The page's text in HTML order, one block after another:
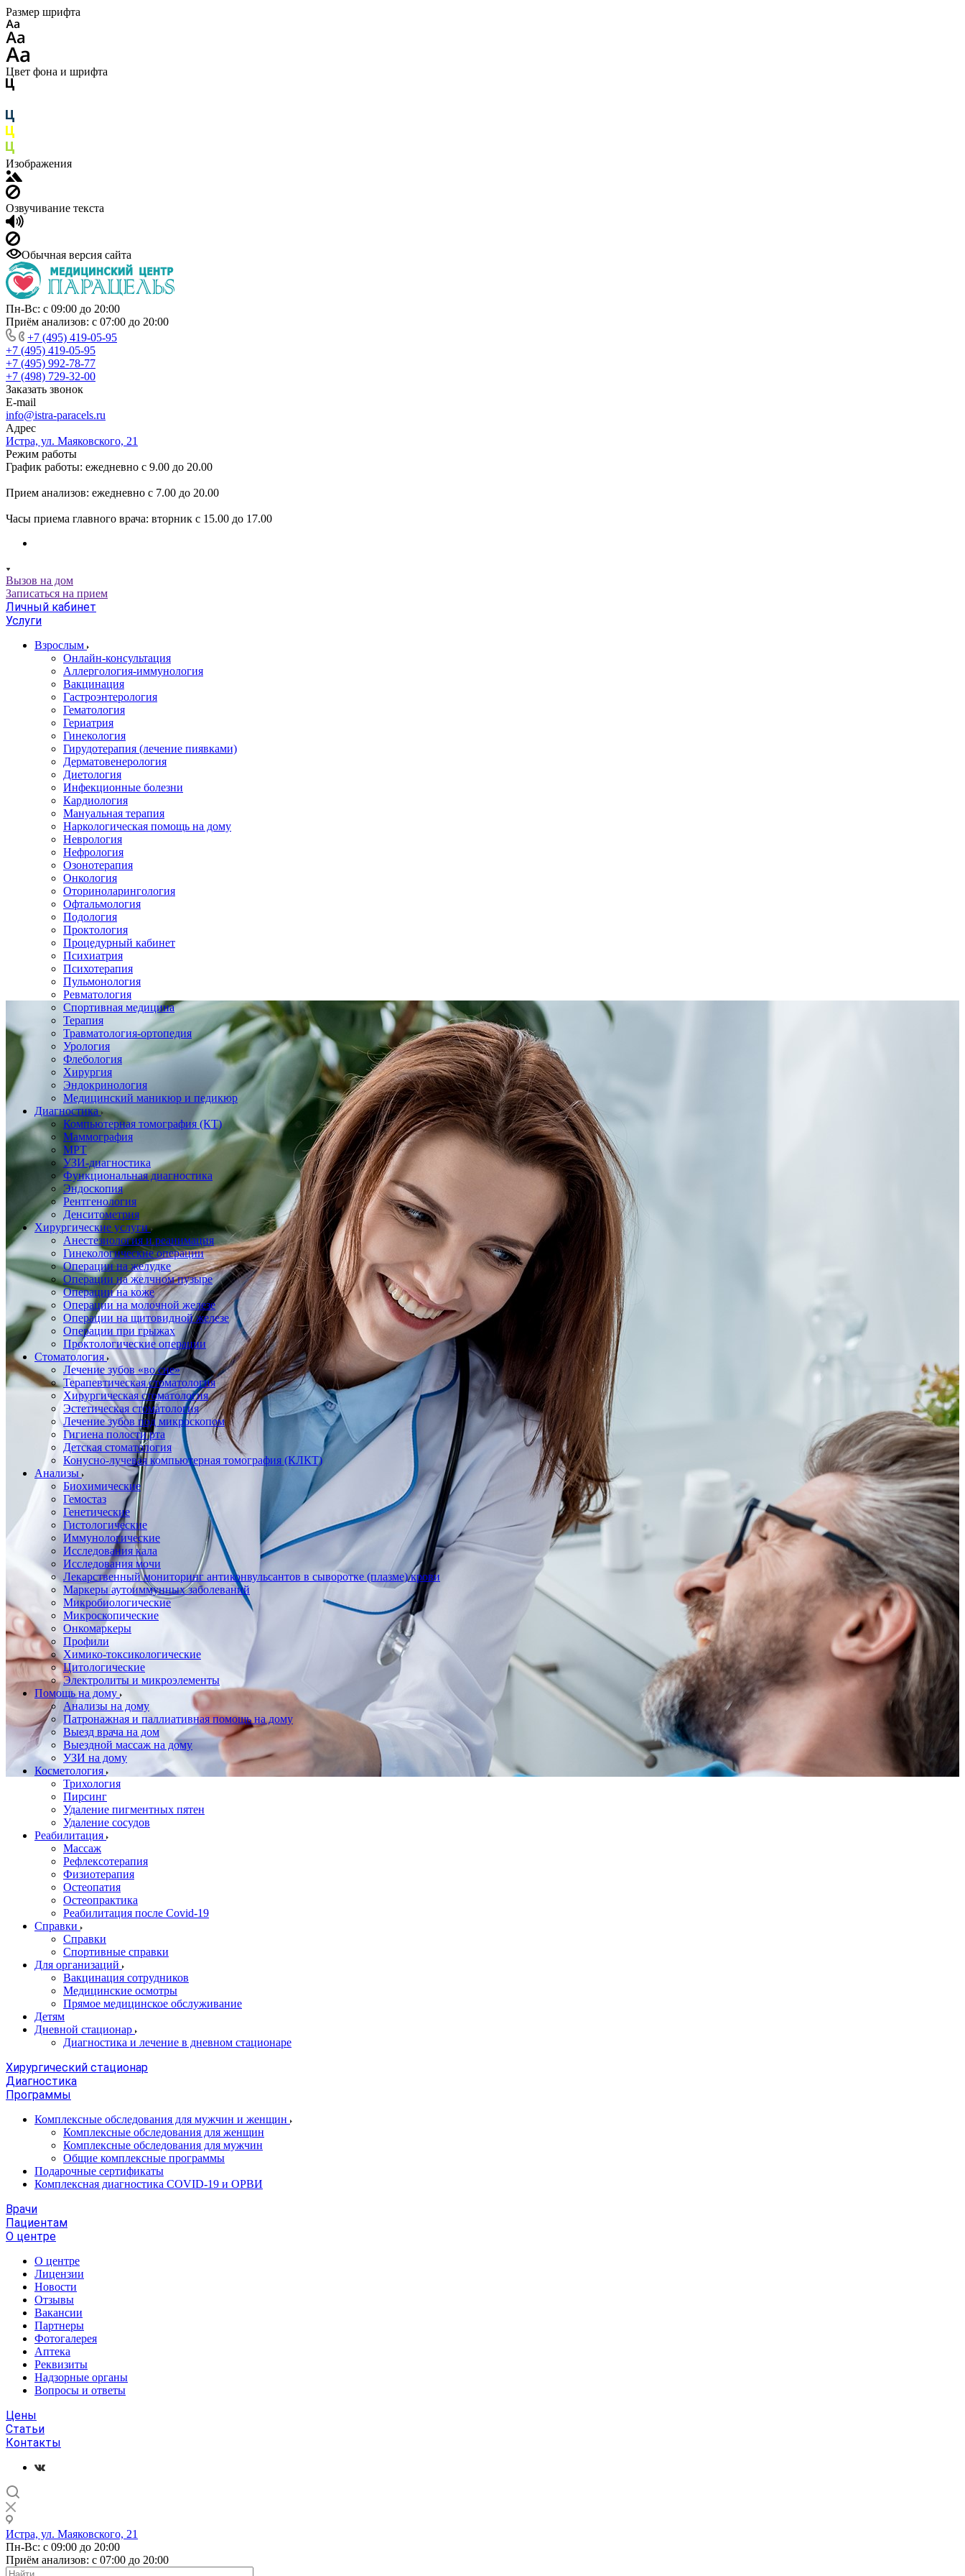
Размер шрифта
Цвет фона и шрифта
Изображения
Озвучивание текста
Обычная версия сайта
Пн-Вс: с 09:00 до 20:00
Приём анализов: с 07:00 до 20:00
+7 (495) 419-05-95
+7 (495) 419-05-95
+7 (495) 992-78-77
+7 (498) 729-32-00
Заказать звонок
E-mail
info@istra-paracels.ru
Адрес
Истра, ул. Маяковского, 21
Режим работы
График работы: ежедневно с 9.00 до 20.00
Прием анализов: ежедневно с 7.00 до 20.00
Часы приема главного врача: вторник с 15.00 до 17.00
Вызов на дом
Записаться на прием
Личный кабинет
Услуги
Взрослым
Онлайн-консультация
Аллергология-иммунология
Вакцинация
Гастроэнтерология
Гематология
Гериатрия
Гинекология
Гирудотерапия (лечение пиявками)
Дерматовенерология
Диетология
Инфекционные болезни
Кардиология
Мануальная терапия
Наркологическая помощь на дому
Неврология
Нефрология
Озонотерапия
Онкология
Оториноларингология
Офтальмология
Подология
Проктология
Процедурный кабинет
Психиатрия
Психотерапия
Пульмонология
Ревматология
Спортивная медицина
Терапия
Травматология-ортопедия
Урология
Флебология
Хирургия
Эндокринология
Медицинский маникюр и педикюр
Диагностика
Компьютерная томография (КТ)
Маммография
МРТ
УЗИ-диагностика
Функциональная диагностика
Эндоскопия
Рентгенология
Денситометрия
Хирургические услуги
Анестезиология и реанимация
Гинекологические операции
Операции на желудке
Операции на желчном пузыре
Операции на коже
Операции на молочной железе
Операции на щитовидной железе
Операции при грыжах
Проктологические операции
Стоматология
Лечение зубов «во сне»
Терапевтическая стоматология
Хирургическая стоматология
Эстетическая стоматология
Лечение зубов под микроскопом
Гигиена полости рта
Детская стоматология
Конусно-лучевая компьютерная томография (КЛКТ)
Анализы
Биохимические
Гемостаз
Генетические
Гистологические
Иммунологические
Исследования кала
Исследования мочи
Лекарственный мониторинг антиконвульсантов в сыворотке (плазме) крови
Маркеры аутоиммунных заболеваний
Микробиологические
Микроскопические
Онкомаркеры
Профили
Химико-токсикологические
Цитологические
Электролиты и микроэлементы
Помощь на дому
Анализы на дому
Патронажная и паллиативная помощь на дому
Выезд врача на дом
Выездной массаж на дому
УЗИ на дому
Косметология
Трихология
Пирсинг
Удаление пигментных пятен
Удаление сосудов
Реабилитация
Массаж
Рефлексотерапия
Физиотерапия
Остеопатия
Остеопрактика
Реабилитация после Covid-19
Справки
Справки
Спортивные справки
Для организаций
Вакцинация сотрудников
Медицинские осмотры
Прямое медицинское обслуживание
Детям
Дневной стационар
Диагностика и лечение в дневном стационаре
Хирургический стационар
Диагностика
Программы
Комплексные обследования для мужчин и женщин
Комплексные обследования для женщин
Комплексные обследования для мужчин
Общие комплексные программы
Подарочные сертификаты
Комплексная диагностика COVID-19 и ОРВИ
Врачи
Пациентам
О центре
О центре
Лицензии
Новости
Отзывы
Вакансии
Партнеры
Фотогалерея
Аптека
Реквизиты
Надзорные органы
Вопросы и ответы
Цены
Статьи
Контакты
Истра, ул. Маяковского, 21
Пн-Вс: с 09:00 до 20:00
Приём анализов: с 07:00 до 20:00